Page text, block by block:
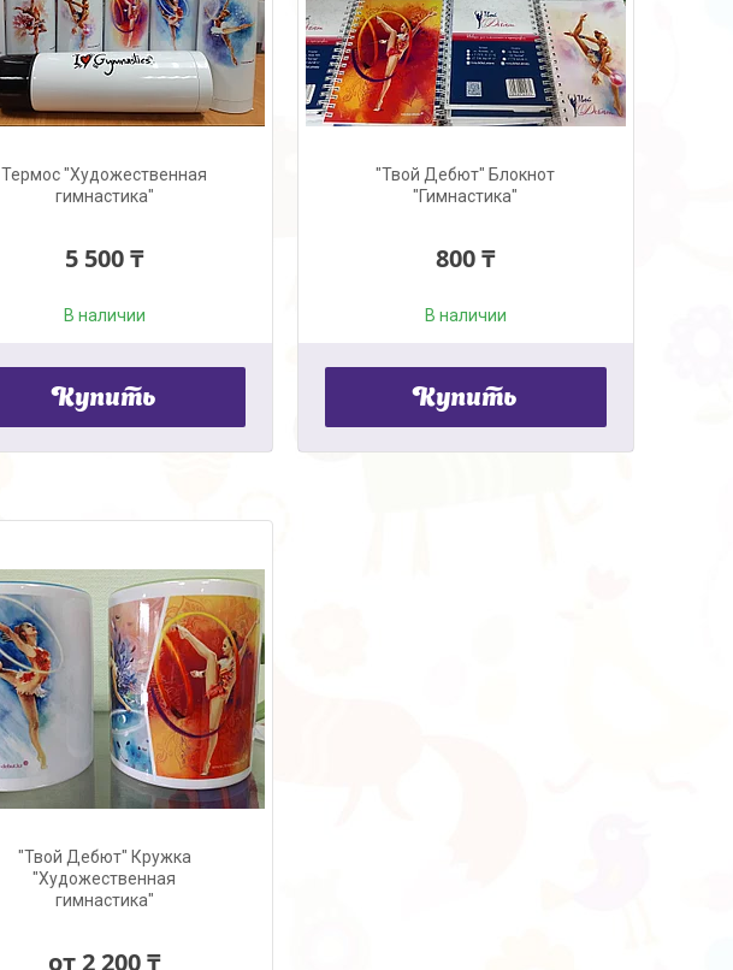
Термос "Художественная
гимнастика"
5 500 ₸
В наличии
Купить
"Твой Дебют" Блокнот
"Гимнастика"
800 ₸
В наличии
Купить
"Твой Дебют" Кружка
"Художественная
гимнастика"
от 2 200 ₸